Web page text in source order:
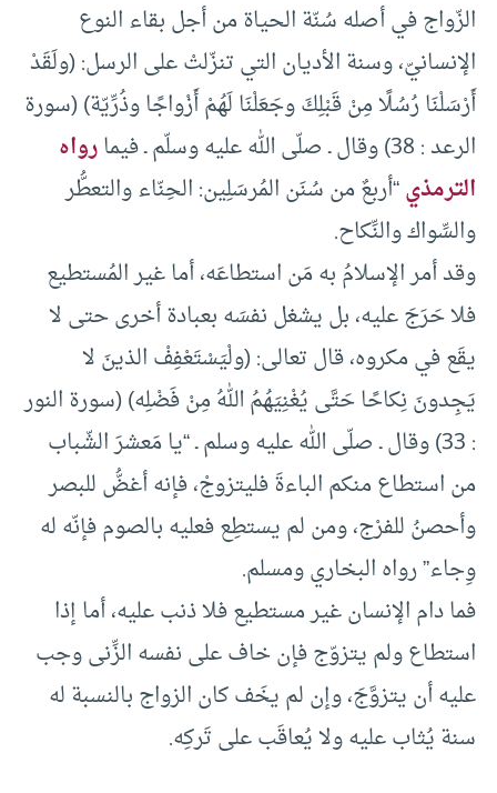
الزّواج في أصله سُنّة الحياة من أجل بقاء النوع
الإنسانيّ، وسنة الأديان التي تنزّلتْ على الرسل: (ولَقَدْ
أَرْسَلْنَا رُسُلًا مِنْ قَبْلِكَ وجَعَلْنَا لَهُمْ أَزْواجًا وذُرِّيّة) (سورة
الرعد : 38) وقال ـ صلّى الله عليه وسلّم ـ فيما
رواه
الترمذي“أربعٌ من سُنَن المُرسَلِين: الحِنّاء والتعطُّر
والسِّواك والنِّكاح.
وقد أمر الإسلامُ به مَن استطاعَه، أما غير المُستطيع
فلا حَرَجَ عليه، بل يشغل نفسَه بعبادة أخرى حتى لا
يقَع في مكروه، قال تعالى: (ولْيَسْتَعْفِفْ الذينَ لا
يَجِدونَ نِكاحًا حَتَّى يُغْنِيَهُمُ اللهُ مِنْ فَضْلِه) (سورة النور
: 33) وقال ـ صلّى الله عليه وسلم ـ “يا مَعشرَ الشّباب
من استطاع منكم الباءةَ فليتزوجْ، فإنه أغضُّ للبصر
وأحصنُ للفرْج، ومن لم يستطِع فعليه بالصوم فإنّه له
وِجاء” رواه البخاري ومسلم.
فما دام الإنسان غير مستطيع فلا ذنب عليه، أما إذا
استطاع ولم يتزوّج فإن خاف على نفسه الزِّنى وجب
عليه أن يتزوَّجَ، وإن لم يخَف كان الزواج بالنسبة له
سنة يُثاب عليه ولا يُعاقَب على تَركِه.